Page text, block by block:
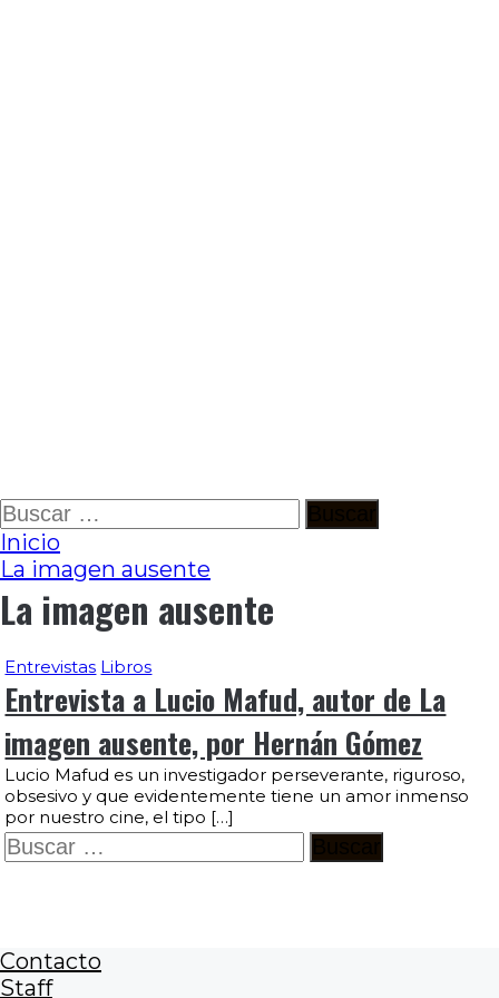
Ir
al
contenido
Buscar:
Inicio
La imagen ausente
La imagen ausente
Entrevistas Libros
Entrevista a Lucio Mafud, autor de La
imagen ausente, por Hernán Gómez
Lucio Mafud es un investigador perseverante, riguroso,
obsesivo y que evidentemente tiene un amor inmenso
por nuestro cine, el tipo […]
Buscar:
Contacto
Staff